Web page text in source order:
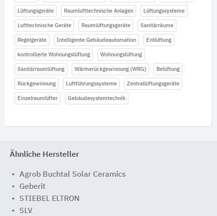
Lüftungsgeräte Raumlufttechnische Anlagen Lüftungssysteme
Lufttechnische Geräte Raumlüftungsgeräte Sanitärräume
Regelgeräte Intelligente Gebäudeautomation Entlüftung
kontrollierte Wohnungslüftung Wohnungslüftung
Sanitärraumlüftung Wärmerückgewinnung (WRG) Belüftung
Rückgewinnung Luftführungssysteme Zentrallüftungsgeräte
Einzelraumlüfter Gebäudesystemtechnik
Ähnliche Hersteller
Agrob Buchtal Solar Ceramics
Geberit
STIEBEL ELTRON
SLV